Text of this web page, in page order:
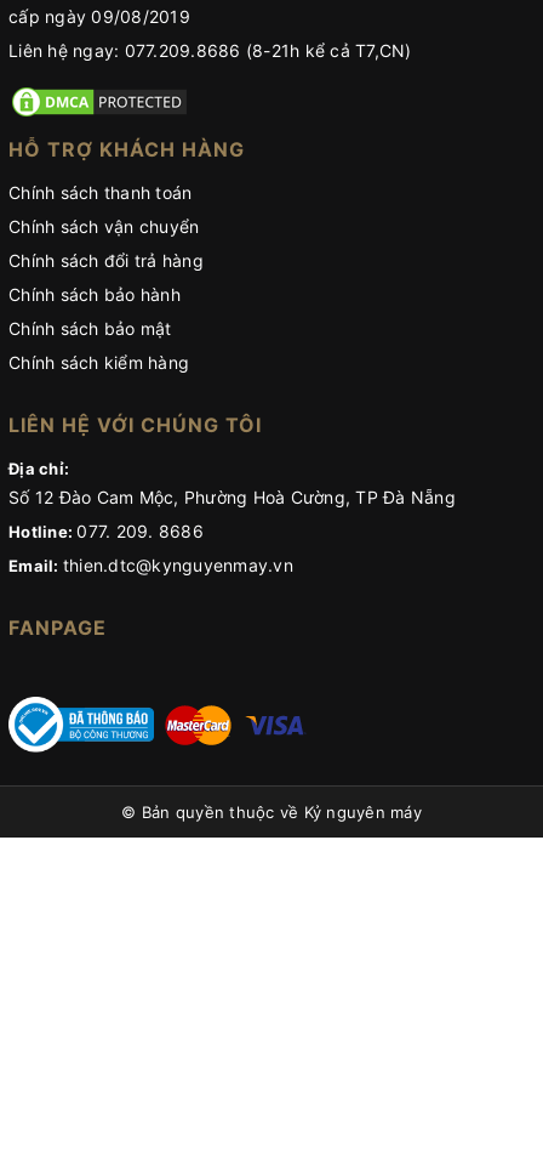
cấp ngày 09/08/2019
Liên hệ ngay: 077.209.8686 (8-21h kể cả T7,CN)
HỖ TRỢ KHÁCH HÀNG
Chính sách thanh toán
Chính sách vận chuyển
Chính sách đổi trả hàng
Chính sách bảo hành
Chính sách bảo mật
Chính sách kiểm hàng
LIÊN HỆ VỚI CHÚNG TÔI
Địa chỉ:
Số 12 Đào Cam Mộc, Phường Hoà Cường, TP Đà Nẵng
Hotline:077. 209. 8686
Email: thien.dtc@kynguyenmay.vn
FANPAGE
© Bản quyền thuộc về Kỷ nguyên máy